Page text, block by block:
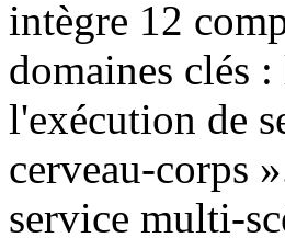
intègre 12
domaines clés
l'exécution de
cerveau-corps
service multi-